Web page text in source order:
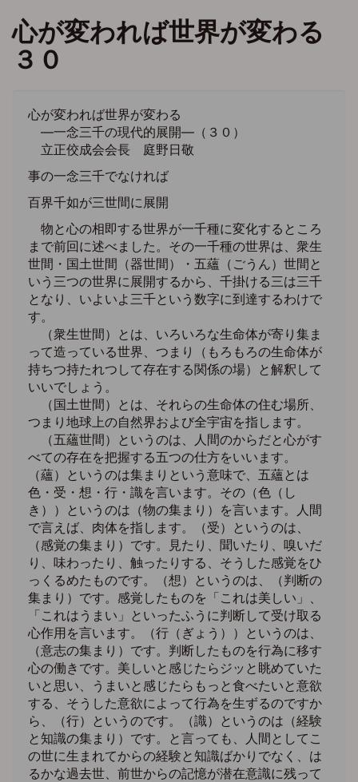
心が変われば世界が変わる
３０
心が変われば世界が変わる
―一念三千の現代的展開―（３０）
立正佼成会会長 庭野日敬
事の一念三千でなければ
百界千如が三世間に展開
物と心の相即する世界が一千種に変化するところ
まで前回に述べました。その一千種の世界は、衆生
世間・国土世間（器世間）・五蘊（ごうん）世間と
いう三つの世界に展開するから、千掛ける三は三千
となり、いよいよ三千という数字に到達するわけで
す。
（衆生世間）とは、いろいろな生命体が寄り集ま
って造っている世界、つまり（もろもろの生命体が
持ちつ持たれつして存在する関係の場）と解釈して
いいでしょう。
（国土世間）とは、それらの生命体の住む場所、
つまり地球上の自然界および全宇宙を指します。
（五蘊世間）というのは、人間のからだと心がす
べての存在を把握する五つの仕方をいいます。
（蘊）というのは集まりという意味で、五蘊とは
色・受・想・行・識を言います。その（色（し
き））というのは（物の集まり）を言います。人間
で言えば、肉体を指します。（受）というのは、
（感覚の集まり）です。見たり、聞いたり、嗅いだ
り、味わったり、触ったりする、そうした感覚をひ
っくるめたものです。（想）というのは、（判断の
集まり）です。感覚したものを「これは美しい」、
「これはうまい」といったふうに判断して受け取る
心作用を言います。（行（ぎょう））というのは、
（意志の集まり）です。判断したものを行為に移す
心の働きです。美しいと感じたらジッと眺めていた
いと思い、うまいと感じたらもっと食べたいと意欲
する、そうした意欲によって行為を生ずるのですか
ら、（行）というのです。（識）というのは（経験
と知識の集まり）です。と言っても、人間としてこ
の世に生まれてからの経験と知識ばかりでなく、は
るかな過去世、前世からの記憶が潜在意識に残って